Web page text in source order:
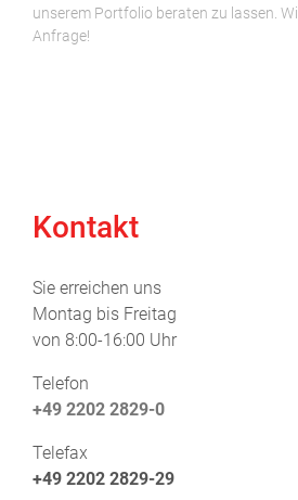
unserem Portfolio beraten zu lassen.
Anfrage!
Kontakt
Sie erreichen uns
Montag bis Freitag
von 8:00-16:00 Uhr
Telefon
+49 2202 2829-0
Telefax
+49 2202 2829-29